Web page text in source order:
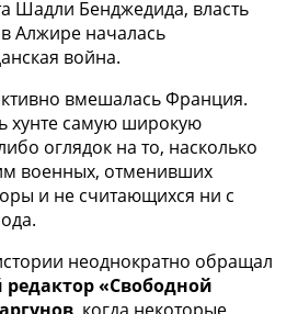
Шадли Бенджедида, власть
Алжире началась
война.
вмешалась Франция.
хунте самую широкую
оглядок на то, насколько
военных, отменивших
и не считающихся ни с
неоднократно обращал
«Свободной